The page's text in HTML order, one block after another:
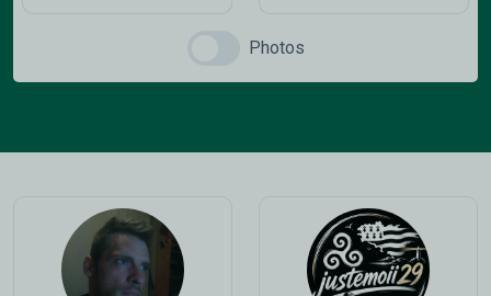
Photos